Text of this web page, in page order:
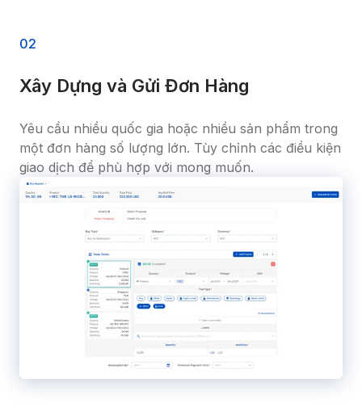
02
Xây Dựng và Gửi Đơn Hàng
Yêu cầu nhiều quốc gia hoặc nhiều sản phẩm trong
một đơn hàng số lượng lớn. Tùy chỉnh các điều kiện
giao dịch để phù hợp với mong muốn.